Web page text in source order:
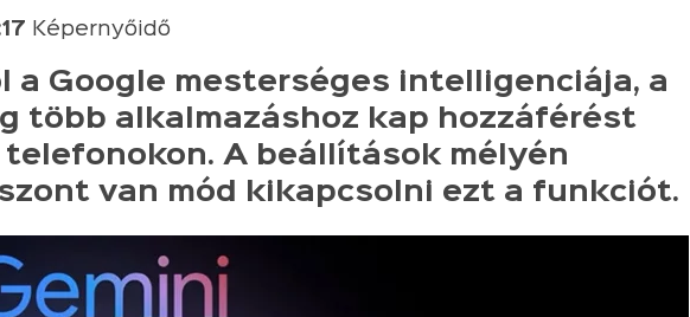
Képernyőidő
a Google mesterséges intelligenciája, a
több alkalmazáshoz kap hozzáférést
A beállítások mélyén
van mód kikapcsolni ezt a funkciót.